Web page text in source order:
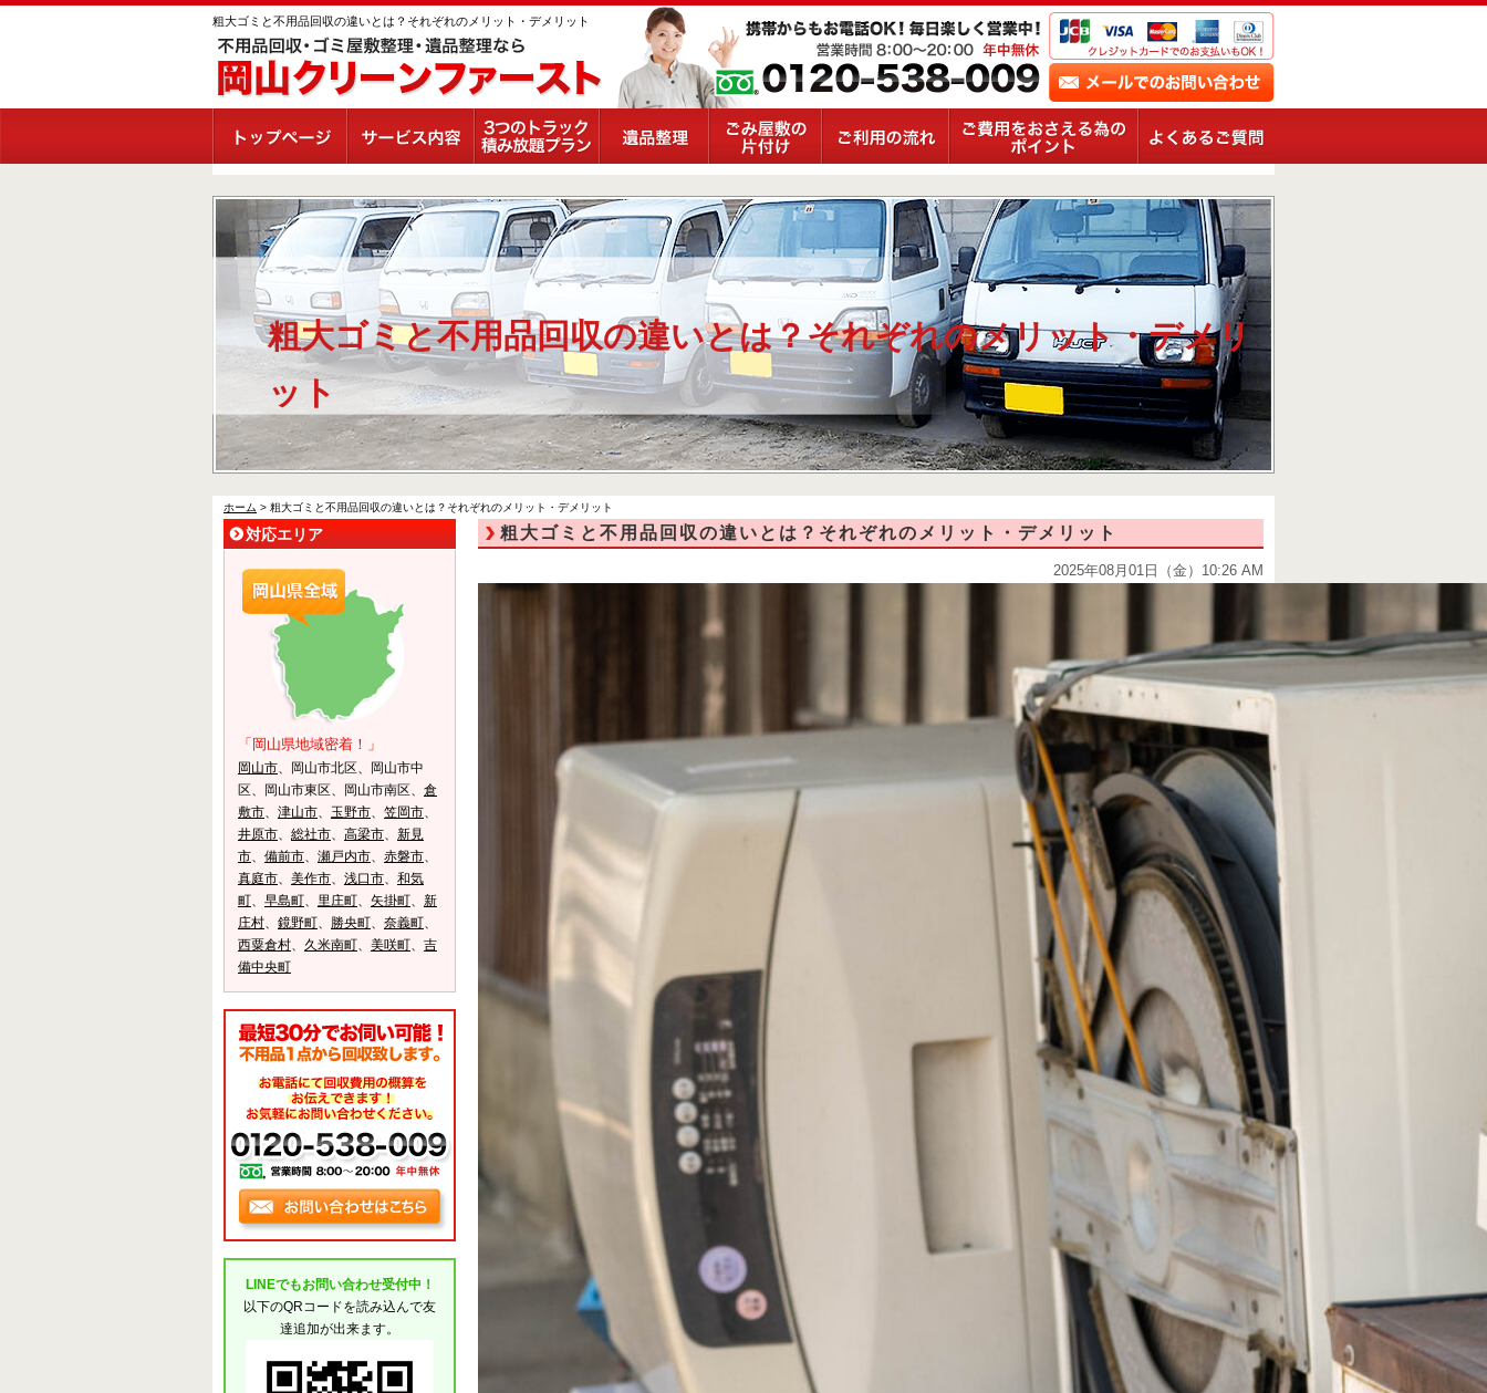
粗大ゴミと不用品回収の違いとは？それぞれのメリット・デメリット
粗大ゴミと不用品回収の違いとは？それぞれのメリット・デメリ
ット
ホーム > 粗大ゴミと不用品回収の違いとは？それぞれのメリット・デメリット
粗大ゴミと不用品回収の違いとは？それぞれのメリット・デメリット
2025年08月01日（金）10:26 AM
対応エリア
「岡山県地域密着！」
岡山市、岡山市北区、岡山市中
区、岡山市東区、岡山市南区、 倉
敷市、 津山市、 玉野市、 笠岡市、
井原市、 総社市、 高梁市、 新見
市、 備前市、 瀬戸内市、 赤磐市、
真庭市、 美作市、 浅口市、 和気
町、 早島町、 里庄町、 矢掛町、 新
庄村、 鏡野町、 勝央町、 奈義町、
西粟倉村、 久米南町、 美咲町、 吉
備中央町
LINEでもお問い合わせ受付中！
以下のQRコードを読み込んで友
達追加が出来ます。